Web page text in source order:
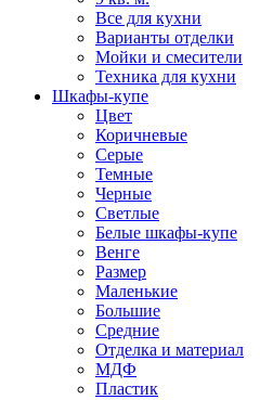
Все для кухни
Варианты отделки
Мойки и смесители
Техника для кухни
Шкафы-купе
Цвет
Коричневые
Серые
Темные
Черные
Светлые
Белые шкафы-купе
Венге
Размер
Маленькие
Большие
Средние
Отделка и материал
МДФ
Пластик